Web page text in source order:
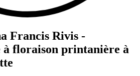
Francis Rivis -
à floraison printanière à